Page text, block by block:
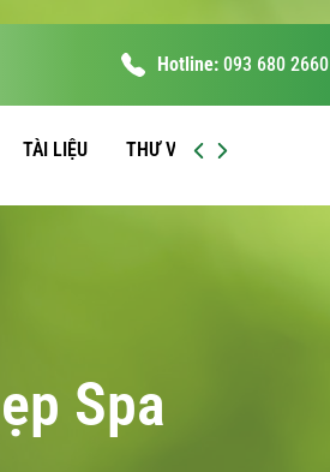
Hotline: 093 680 2660
TÀI LIỆU THƯ VIỆN
Spa